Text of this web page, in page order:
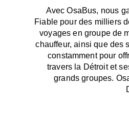
Avec OsaBus, nous
Fiable pour des milliers
voyages en groupe de
chauffeur, ainsi que des
constamment pour
travers la Détroit et
grands groupes.